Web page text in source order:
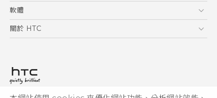
訂單管理
付款方式
到府收送維修服務
服務中心資訊
客戶服務佈告欄
軟體
應用程式
HTC Sync Manager
關於 HTC
投資人